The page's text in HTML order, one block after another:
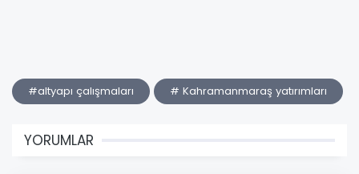
#altyapı çalışmaları # Kahramanmaraş yatırımları
YORUMLAR